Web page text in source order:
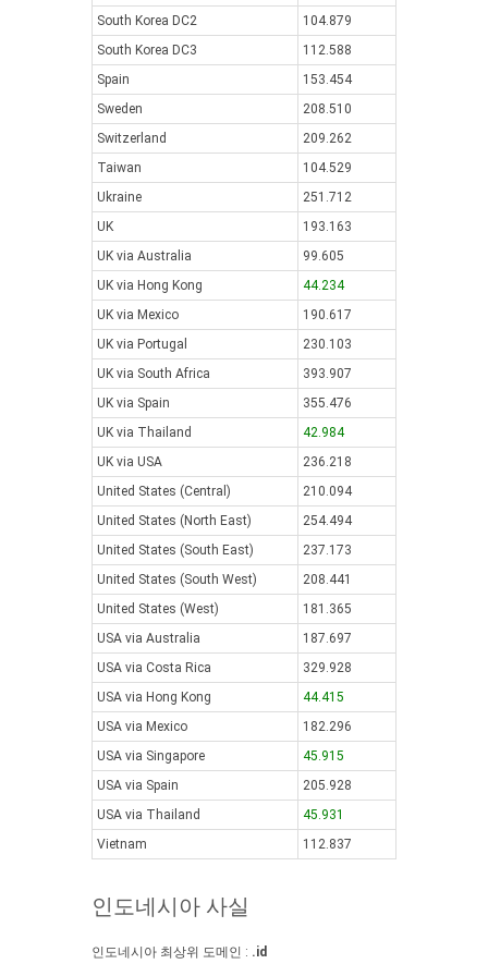
South Korea DC2
104.879
South Korea DC3
112.588
Spain
153.454
Sweden
208.510
Switzerland
209.262
Taiwan
104.529
Ukraine
251.712
UK
193.163
UK via Australia
99.605
UK via Hong Kong
44.234
UK via Mexico
190.617
UK via Portugal
230.103
UK via South Africa
393.907
UK via Spain
355.476
UK via Thailand
42.984
UK via USA
236.218
United States (Central)
210.094
United States (North East)
254.494
United States (South East)
237.173
United States (South West)
208.441
United States (West)
181.365
USA via Australia
187.697
USA via Costa Rica
329.928
USA via Hong Kong
44.415
USA via Mexico
182.296
USA via Singapore
45.915
USA via Spain
205.928
USA via Thailand
45.931
Vietnam
112.837
인도네시아 사실
인도네시아 최상위 도메인 : .id